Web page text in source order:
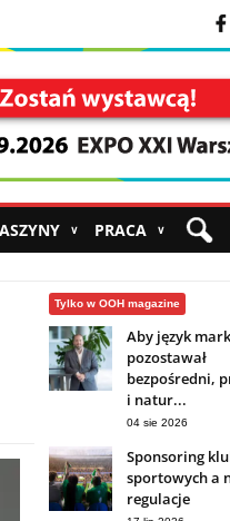
∨ PRACA ∨
Tylko w OOH magazine
Aby język
pozostawał
bezpośredni,
i natur...
04 sie 2026
Sponsoring
sportowych a
regulacje